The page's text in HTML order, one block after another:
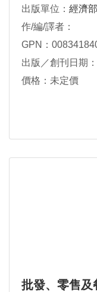
出版單位： 經濟
作/編/譯者：
GPN：
出版／創刊日期
價格：未定價
批發、零售及